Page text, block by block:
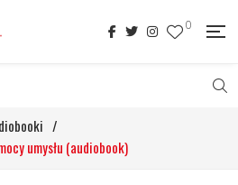
0
/
umysłu (audiobook)